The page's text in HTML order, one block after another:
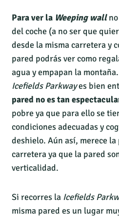
Para ver la Weeping wall
del coche (a no ser que
desde la misma carretera y
pared podrás ver como
agua y empapan la
Icefields Parkwayes bien
pared no es tan
pobre ya que para ello se
condiciones adecuadas y
deshielo. Aún así, merece
carretera ya que la pared
verticalidad.
Si recorres la Icefields
misma pared es un lugar